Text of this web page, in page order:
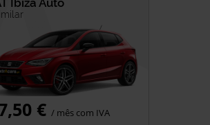
Ibiza Auto
€ / mês com IVA